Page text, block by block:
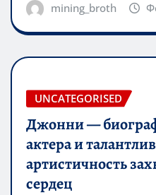
mining_broth
UNCATEGORISED
Джонни —
актера и
артистичность
сердец